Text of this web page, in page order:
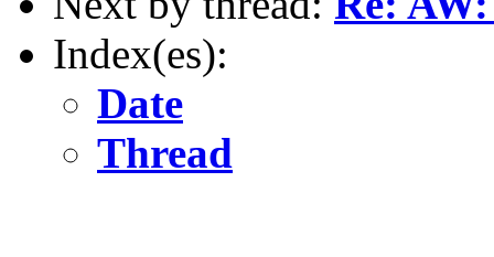
Index(es):
Date
Thread